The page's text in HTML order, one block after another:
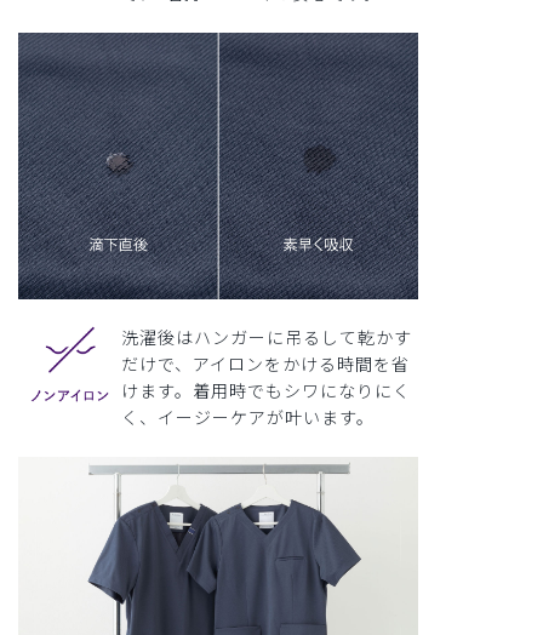
洗濯後はハンガーに吊るして乾かす
だけで、アイロンをかける時間を省
けます。着用時でもシワになりにく
く、イージーケアが叶います。